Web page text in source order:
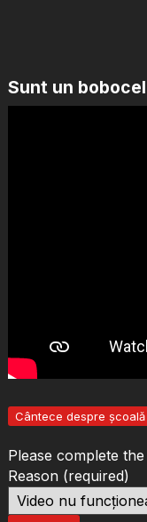
Sunt un
Cântece despre școală
Please complete
Reason (required)